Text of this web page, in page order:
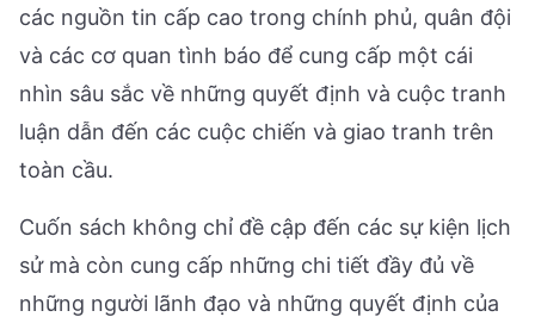
các nguồn tin cấp cao trong chính phủ, quân đội
và các cơ quan tình báo để cung cấp một cái
nhìn sâu sắc về những quyết định và cuộc tranh
luận dẫn đến các cuộc chiến và giao tranh trên
toàn cầu.
Cuốn sách không chỉ đề cập đến các sự kiện lịch
sử mà còn cung cấp những chi tiết đầy đủ về
những người lãnh đạo và những quyết định của